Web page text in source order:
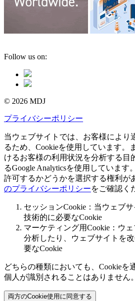
Follow us on:
© 2026 MDJ
プライバシーポリシー
当ウェブサイトでは、お客様により
るため、Cookieを使用しています。
けるお客様の利用状況を分析する目
るGoogle Analyticsを使用しています
許可するかどうかを選択する権利が
のプライバシーポリシーをご確認く
セッションCookie：当ウェブ
技術的に必要なCookie
マーケティング用Cookie：ウ
分析したり、ウェブサイトを
要なCookie
どちらの種類においても、Cookieを
個人が識別されることはありません。
両方のCookie使用に同意する